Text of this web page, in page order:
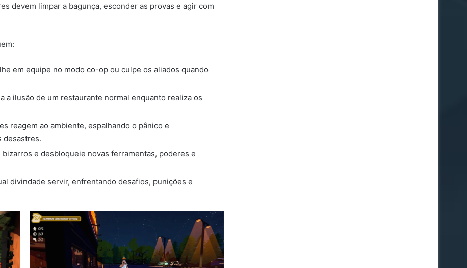
devem limpar a bagunça, esconder as provas e agir com
em equipe no modo co-op ou culpe os aliados quando
a ilusão de um restaurante normal enquanto realiza os
reagem ao ambiente, espalhando o pânico e
desastres.
e desbloqueie novas ferramentas, poderes e
divindade servir, enfrentando desafios, punições e